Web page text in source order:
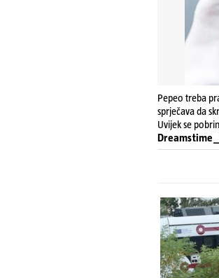
Pepeo treba
sprječava da
Uvijek se